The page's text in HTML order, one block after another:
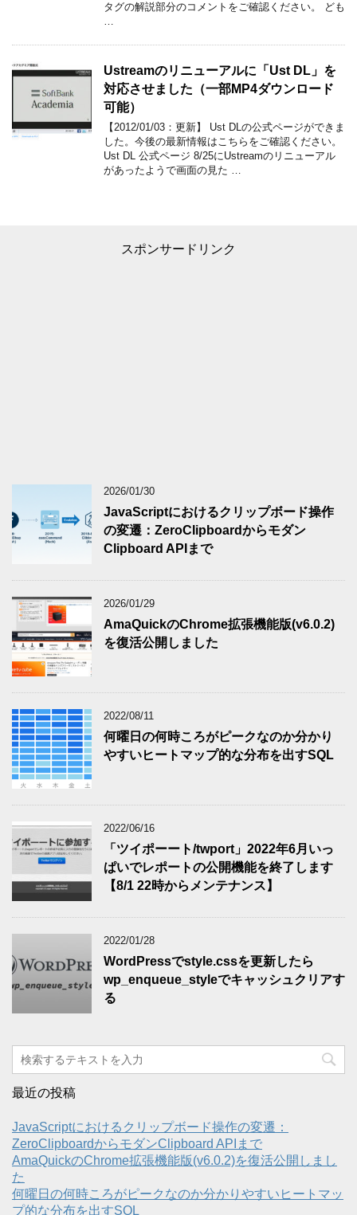
タグの解説部分のコメントをご確認ください。 ども
…
Ustreamのリニューアルに「Ust DL」を
対応させました（一部MP4ダウンロード
可能）
【2012/01/03：更新】 Ust DLの公式ページができま
した。今後の最新情報はこちらをご確認ください。
Ust DL 公式ページ 8/25にUstreamのリニューアル
があったようで画面の見た …
スポンサードリンク
2026/01/30
JavaScriptにおけるクリップボード操作
の変遷：ZeroClipboardからモダン
Clipboard APIまで
2026/01/29
AmaQuickのChrome拡張機能版(v6.0.2)
を復活公開しました
2022/08/11
何曜日の何時ころがピークなのか分かり
やすいヒートマップ的な分布を出すSQL
2022/06/16
「ツイポーート/twport」2022年6月いっ
ぱいでレポートの公開機能を終了します
【8/1 22時からメンテナンス】
2022/01/28
WordPressでstyle.cssを更新したら
wp_enqueue_styleでキャッシュクリアす
る
最近の投稿
JavaScriptにおけるクリップボード操作の変遷：
ZeroClipboardからモダンClipboard APIまで
AmaQuickのChrome拡張機能版(v6.0.2)を復活公開しまし
た
何曜日の何時ころがピークなのか分かりやすいヒートマッ
プ的な分布を出すSQL